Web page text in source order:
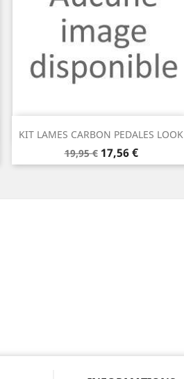
KIT LAMES CARBON PEDALES LOOK
Prix
de
19,95 € Prix
17,56 €
 Aperçu rapide